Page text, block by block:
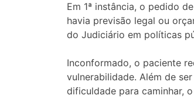
Em 1ª instância, o pedido
havia previsão legal ou
do Judiciário em políticas
Inconformado, o paciente
vulnerabilidade. Além de
dificuldade para caminhar,